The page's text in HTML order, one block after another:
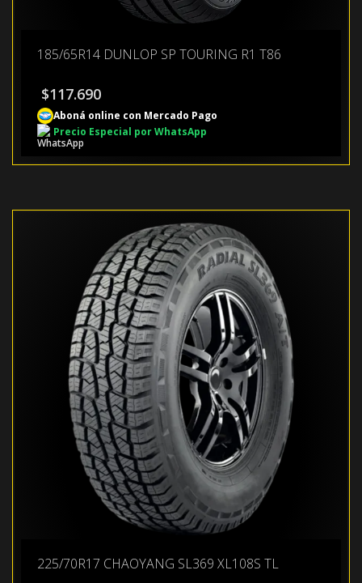
185/65R14 DUNLOP SP TOURING R1 T86
$117.690
Aboná online con Mercado Pago
Precio Especial por WhatsApp
225/70R17 CHAOYANG SL369 XL108S TL